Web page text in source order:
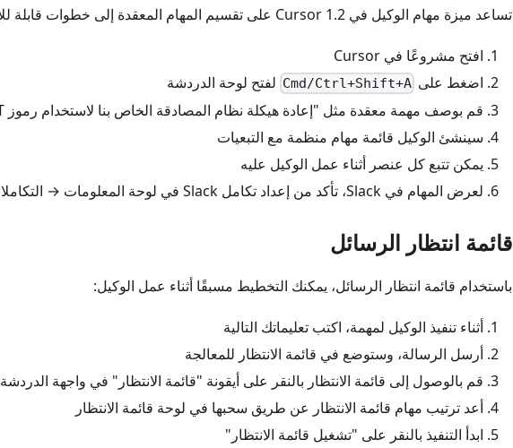
تساعد ميزة مهام الوكيل في Cursor 1.2 على تقسيم المهام المعقدة إلى خطوات قابلة للإدارة:
افتح مشروعًا في Cursor
اضغط على Cmd/Ctrl+Shift+A لفتح لوحة الدردشة
قم بوصف مهمة معقدة مثل "إعادة هيكلة نظام المصادقة الخاص بنا لاستخدام رموز JWT"
سينشئ الوكيل قائمة مهام منظمة مع التبعيات
يمكن تتبع كل عنصر أثناء عمل الوكيل عليه
لعرض المهام في Slack، تأكد من إعداد تكامل Slack في لوحة المعلومات → التكاملات
قائمة انتظار الرسائل
باستخدام قائمة انتظار الرسائل، يمكنك التخطيط مسبقًا أثناء عمل الوكيل:
أثناء تنفيذ الوكيل لمهمة، اكتب تعليماتك التالية
أرسل الرسالة، وستوضع في قائمة الانتظار للمعالجة
قم بالوصول إلى قائمة الانتظار بالنقر على أيقونة "قائمة الانتظار" في واجهة الدردشة
أعد ترتيب مهام قائمة الانتظار عن طريق سحبها في لوحة قائمة الانتظار
ابدأ التنفيذ بالنقر على "تشغيل قائمة الانتظار"